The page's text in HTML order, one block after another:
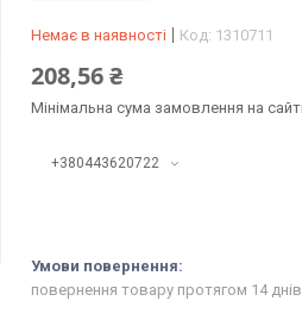
Немає в наявності Код: 1310711
208,56 ₴
Мінімальна сума замовлення на
+380443620722
повернення товару протягом 14 днів